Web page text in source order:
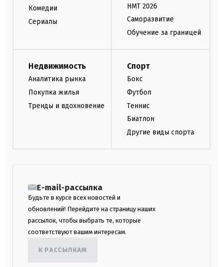
Комедии
Сериалы
НМТ 2026
Саморазвитие
Обучение за границей
Недвижимость
Аналитика рынка
Покупка жилья
Тренды и вдохновение
Спорт
Бокс
Футбол
Теннис
Биатлон
Другие виды спорта
E-mail-рассылка
Будьте в курсе всех новостей и
обновлений! Перейдите на страницу наших
рассылок, чтобы выбрать те, которые
соответствуют вашим интересам.
К РАССЫЛКАМ